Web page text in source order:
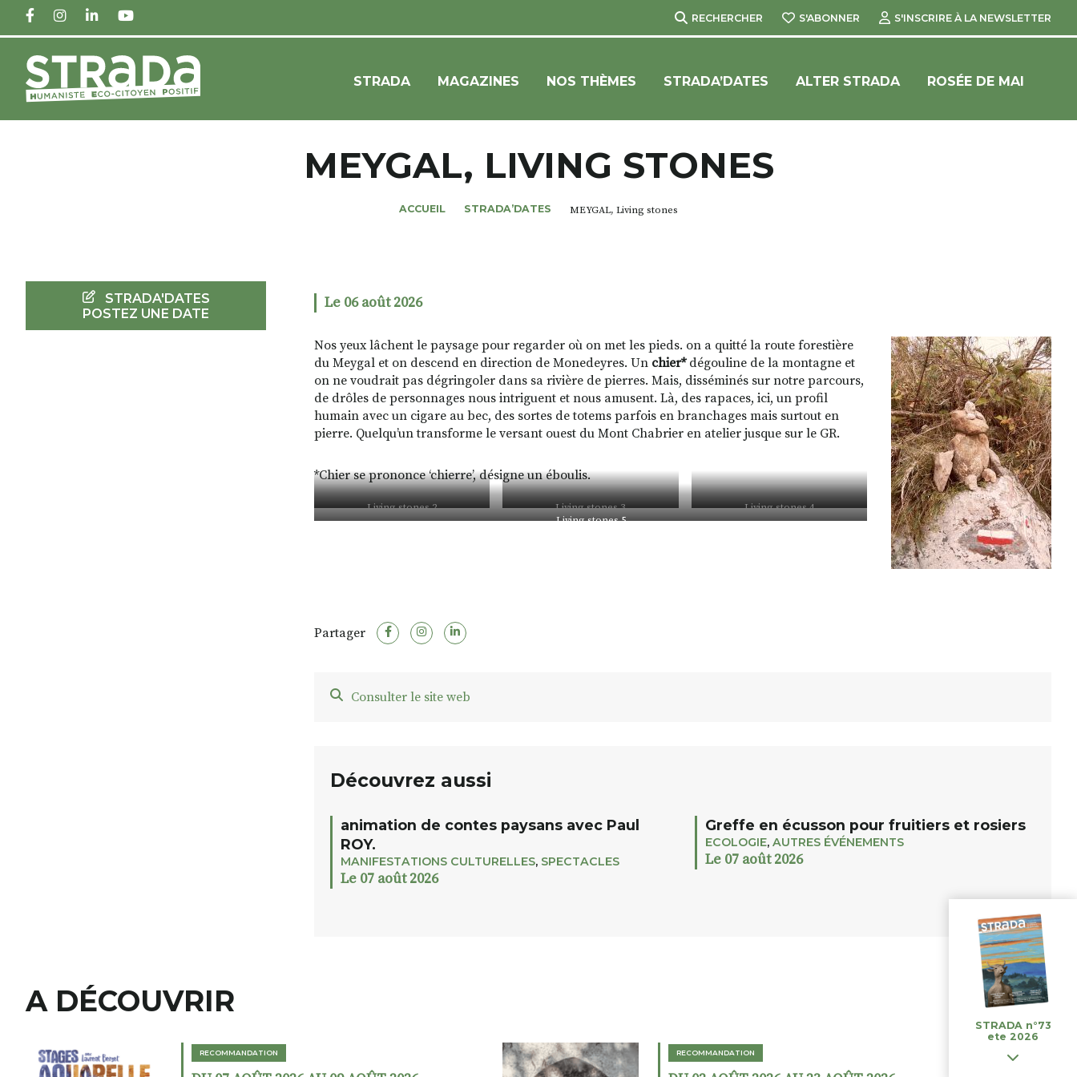
FACEBOOKINSTAGRAM
LINKEDINYOUTUBE RECHERCHER S'ABONNER S'INSCRIRE À LA NEWSLETTER
STRADA MAGAZINES NOS THÈMES STRADA’DATES ALTER STRADA ROSÉE DE MAI
MEYGAL, LIVING STONES
ACCUEIL STRADA’DATES MEYGAL, Living stones
Le 06 août 2026
Nos yeux lâchent le paysage pour regarder où on met les pieds. on a quitté la route forestière
du Meygal et on descend en direction de Monedeyres. Un chier*dégouline de la montagne et
on ne voudrait pas dégringoler dans sa rivière de pierres. Mais, disséminés sur notre parcours,
de drôles de personnages nous intriguent et nous amusent. Là, des rapaces, ici, un profil
humain avec un cigare au bec, des sortes de totems parfois en branchages mais surtout en
pierre. Quelqu’un transforme le versant ouest du Mont Chabrier en atelier jusque sur le GR.
*Chier se prononce ‘chierre’, désigne un éboulis.
Living stones 2 Living stones 3
Living stones 4
Living stones 5
Partager
Consulter le site web
Découvrez aussi
animation de contes paysans avec Paul
ROY.
MANIFESTATIONS CULTURELLES, SPECTACLES
Le 07 août 2026
Greffe en écusson pour fruitiers et rosiers
ECOLOGIE, AUTRES ÉVÉNEMENTS
Le 07 août 2026
STRADA'DATES
POSTEZ UNE DATE
A DÉCOUVRIR
RECOMMANDATION RECOMMANDATION
STRADA n°73
ete 2026